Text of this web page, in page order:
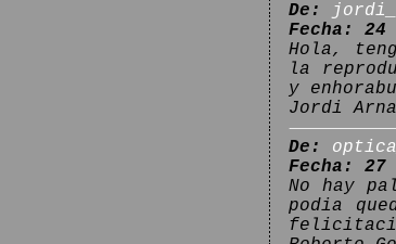
De:
Fecha: 24
Hola,
la
y
Jordi
De:
Fecha: 27
No hay
podia